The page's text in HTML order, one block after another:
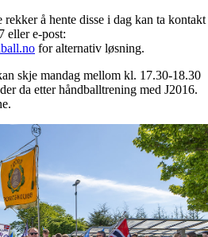
å hente disse i dag kan ta kontakt
eller e-post:
for alternativ løsning.
skje mandag mellom kl. 17.30-18.30
da etter håndballtrening med J2016.